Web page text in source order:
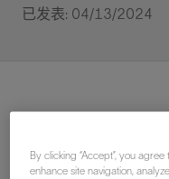
已发表: 04/13/2024
By clicking “Accept”, you
enhance site navigation,